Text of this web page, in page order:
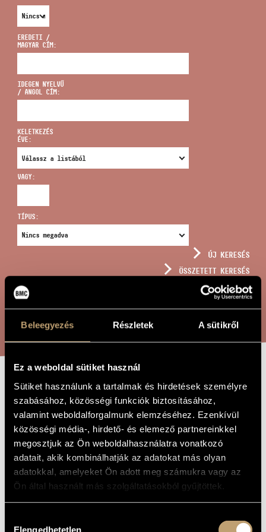
Beleegyezés Részletek A sütikről
Ez a weboldal sütiket használ
Sütiket használunk a tartalmak és hirdetések személyre
szabásához, közösségi funkciók biztosításához,
valamint weboldalforgalmunk elemzéséhez. Ezenkívül
közösségi média-, hirdető- és elemező partnereinkkel
megosztjuk az Ön weboldalhasználatra vonatkozó
adatait, akik kombinálhatják az adatokat más olyan
adatokkal, amelyeket Ön adott meg számukra vagy az
Ön által használt más szolgáltatásokból gyűjtöttek.
Elengedhetetlen
CÍM
infokozpont@bmc.hu
TELEFON
NYITVA TARTÁS
MŰVÉSZADATBÁZIS
ZENEMŰ-ADATBÁZIS
ZENEI KÖNYVTÁR, ONLINE KATALÓGUS
EREDETI /
MAGYAR CÍM:
IDEGEN NYELVŰ
/ ANGOL CÍM:
KELETKEZÉS
ÉVE:
VAGY:
TÍPUS:
ÚJ KERESÉS
ÖSSZETETT KERESÉS
KERESÉS
A MŰ CÍME
HÁRMAN EGY –
MAGÁBAN – A
KÉK
Dukay Barnabás
EREDETI /
hárman egy – magában – a kék